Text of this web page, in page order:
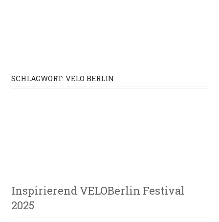
Online-
SCHLAGWORT: VELO BERLIN
Veranstaltungen
Inspirierend VELOBerlin Festival
2025